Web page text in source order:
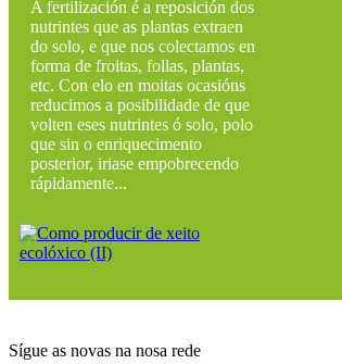
A fertilización é a reposición dos
nutrintes que as plantas extraen
do solo, e que nos colectamos en
forma de froitas, follas, plantas,
etc. Con elo en moitas ocasións
reducimos a posibilidade de que
volten eses nutrintes ó solo, polo
que sin o enriquecimento
posterior, iriase empobrecendo
rápidamente...
Sígue as novas na nosa rede